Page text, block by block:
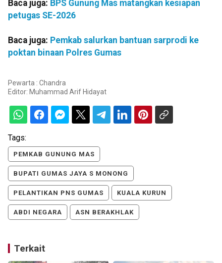
Baca juga: BPS Gunung Mas matangkan kesiapan
petugas SE-2026
Baca juga: Pemkab salurkan bantuan sarprodi ke
poktan binaan Polres Gumas
Pewarta : Chandra
Editor: Muhammad Arif Hidayat
Tags:
PEMKAB GUNUNG MAS
BUPATI GUMAS JAYA S MONONG
PELANTIKAN PNS GUMAS KUALA KURUN
ABDI NEGARA ASN BERAKHLAK
Terkait